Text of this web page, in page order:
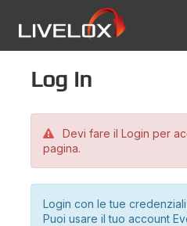
Log in
Devi fare il Login per
pagina.
Login con le tue
Puoi usare il tuo account